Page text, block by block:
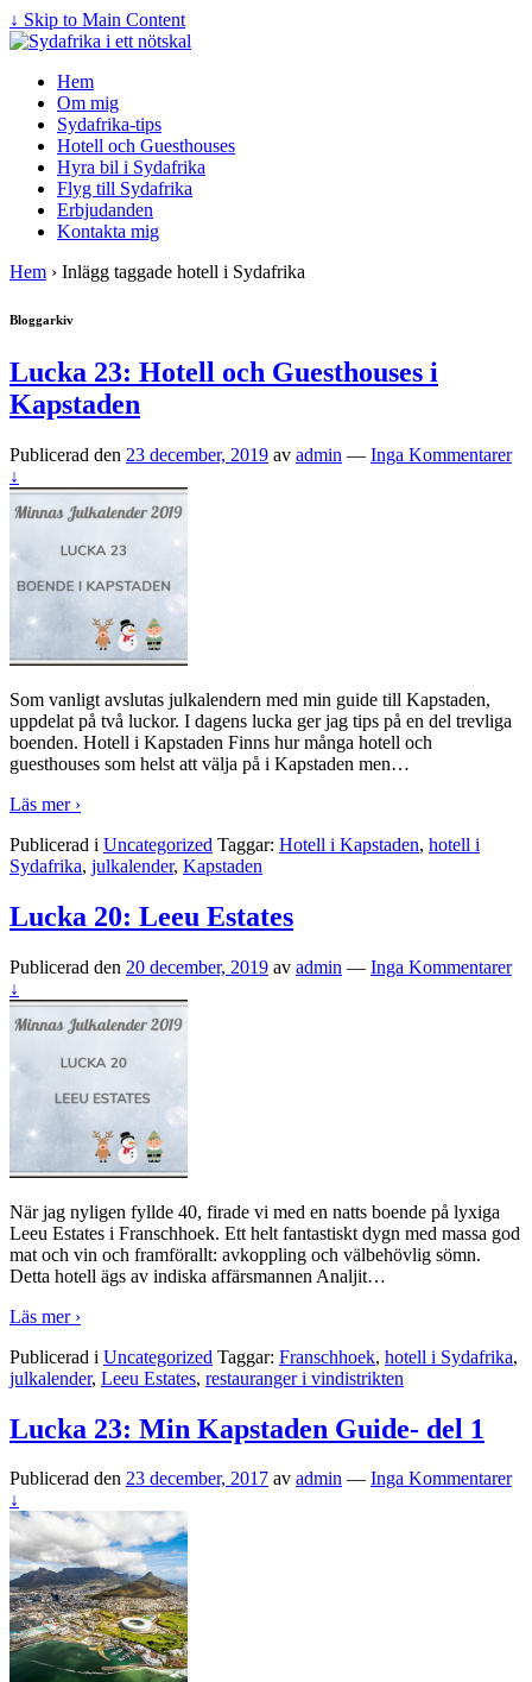
↓ Skip to Main Content
Hem
Om mig
Sydafrika-tips
Hotell och Guesthouses
Hyra bil i Sydafrika
Flyg till Sydafrika
Erbjudanden
Kontakta mig
Hem › Inlägg taggade hotell i Sydafrika
Bloggarkiv
Lucka 23: Hotell och Guesthouses i
Kapstaden
Publicerad den 23 december, 2019 av admin — Inga Kommentarer
↓
Som vanligt avslutas julkalendern med min guide till Kapstaden,
uppdelat på två luckor. I dagens lucka ger jag tips på en del trevliga
boenden. Hotell i Kapstaden Finns hur många hotell och
guesthouses som helst att välja på i Kapstaden men…
Läs mer ›
Publicerad i Uncategorized Taggar: Hotell i Kapstaden, hotell i
Sydafrika, julkalender, Kapstaden
Lucka 20: Leeu Estates
Publicerad den 20 december, 2019 av admin — Inga Kommentarer
↓
När jag nyligen fyllde 40, firade vi med en natts boende på lyxiga
Leeu Estates i Franschhoek. Ett helt fantastiskt dygn med massa god
mat och vin och framförallt: avkoppling och välbehövlig sömn.
Detta hotell ägs av indiska affärsmannen Analjit…
Läs mer ›
Publicerad i Uncategorized Taggar: Franschhoek, hotell i Sydafrika,
julkalender, Leeu Estates, restauranger i vindistrikten
Lucka 23: Min Kapstaden Guide- del 1
Publicerad den 23 december, 2017 av admin — Inga Kommentarer
↓